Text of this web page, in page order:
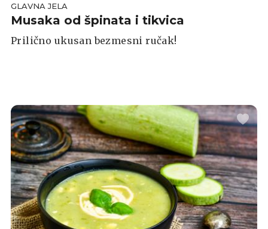
GLAVNA JELA
Musaka od špinata i tikvica
Prilično ukusan bezmesni ručak!